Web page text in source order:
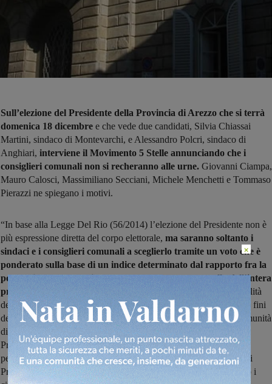
Sull’elezione del Presidente della Provincia di Arezzo che si terrà
domenica 18 dicembre e che vede due candidati, Silvia Chiassai
Martini, sindaco di Montevarchi, e Alessandro Polcri, sindaco di
Anghiari, interviene il Movimento 5 Stelle annunciando che i
consiglieri comunali non si recheranno alle urne. Giovanni Ciampa,
Mauro Calosci, Massimiliano Secciani, Michele Menchetti e Tommaso
Pierazzi ne spiegano i motivi.
“In base alla Legge Del Rio (56/2014) l’elezione del Presidente non è
più espressione diretta del corpo elettorale, ma saranno soltanto i
sindaci e i consiglieri comunali a sceglierlo tramite un voto che è
ponderato sulla base di un indice determinato dal rapporto fra la
popolazione del proprio comune rappresentato e quella dell’intera
provincia
. Il Movimento 5 Stelle si è sempre battuto per la centralità
dei “comuni”, ricordando in più occasioni il loro ruolo decisivo ai fini
del rilancio del sistema economico e della tenuta sociale delle comunità
di riferimento, ovviamente partendo dall’abolizione delle stesse
Province. Ad oggi invece abbiamo una situazione che è andata
peggiorando proprio a seguito della legge Del Rio, poiché gli Enti
Provinciali esistono ancora, sono stati depotenziati, ma soprattutto i
×